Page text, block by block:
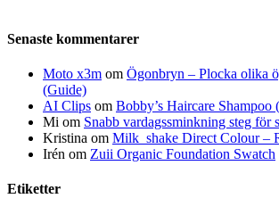
Senaste kommentarer
Moto x3m om Ögonbryn – Plocka olika
(Guide)
AI Clips om Bobby’s Haircare Shampoo
Mi om Snabb vardagssminkning steg för
Kristina om Milk_shake Direct Colour –
Irén om Zuii Organic Foundation Swatch
Etiketter